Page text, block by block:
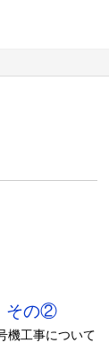
その②
機工事について